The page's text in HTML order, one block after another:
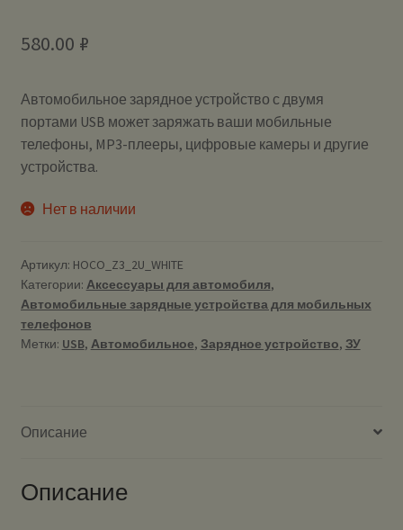
580.00 ₽
Автомобильное зарядное устройство с двумя
портами USB может заряжать ваши мобильные
телефоны, MP3-плееры, цифровые камеры и другие
устройства.
Нет в наличии
Артикул: HOCO_Z3_2U_WHITE
Категории: Аксессуары для автомобиля,
Автомобильные зарядные устройства для мобильных
телефонов
Метки: USB, Автомобильное, Зарядное устройство, ЗУ
Описание
Описание